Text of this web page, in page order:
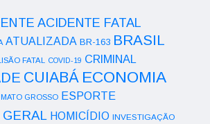
ACIDENTE FATAL
ATUALIZADA BR-163 BRASIL
FATAL COVID-19 CRIMINAL
CUIABÁ ECONOMIA
MATO GROSSO ESPORTE
GERAL HOMICÍDIO INVESTIGAÇÃO